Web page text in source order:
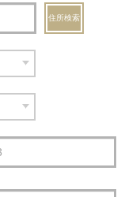
住所検索